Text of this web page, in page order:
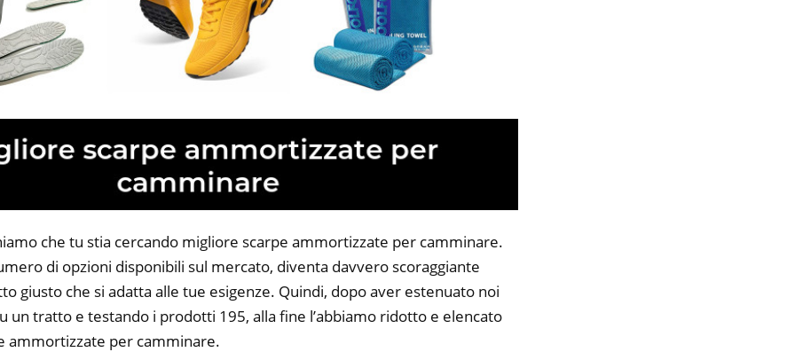
che tu stia cercando migliore scarpe ammortizzate per camminare.
di opzioni disponibili sul mercato, diventa davvero scoraggiante
giusto che si adatta alle tue esigenze. Quindi, dopo aver estenuato noi
un tratto e testando i prodotti 195, alla fine l’abbiamo ridotto e elencato
ammortizzate per camminare.